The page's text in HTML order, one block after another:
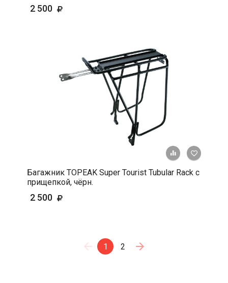
2 500
+ К
Багажник TOPEAK Super Tourist Tubular Rack с
прищепкой, чёрн.
2 500
1 2